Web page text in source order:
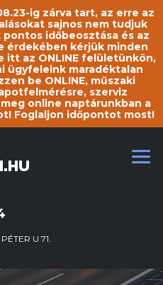
ig zárva tart, az erre az
sajnos nem tudjuk
időbeosztása és az
kérjük minden
az ONLINE felületünkön,
ügyfeleink maradéktalan
be ONLINE, műszaki
szerviz
online naptárunkban a
Foglaljon időpontot most!
U 71.